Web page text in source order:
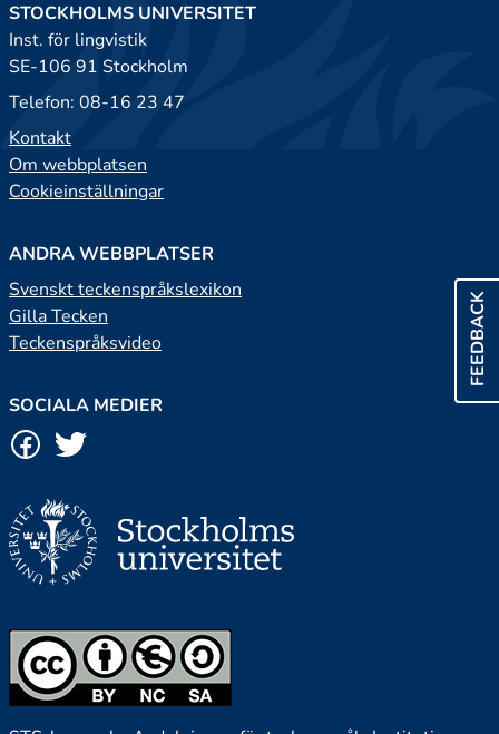
FEEDBACK
STOCKHOLMS UNIVERSITET
Inst. för lingvistik
SE-106 91 Stockholm
Telefon: 08-16 23 47
Kontakt
Om webbplatsen
Cookieinställningar
ANDRA WEBBPLATSER
Svenskt teckenspråkslexikon
Gilla Tecken
Teckenspråksvideo
SOCIALA MEDIER